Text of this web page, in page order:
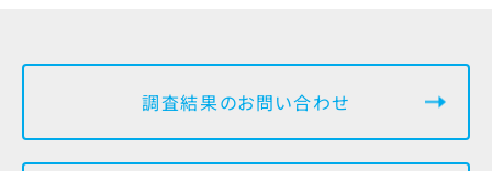
調査結果のお問い合わせ